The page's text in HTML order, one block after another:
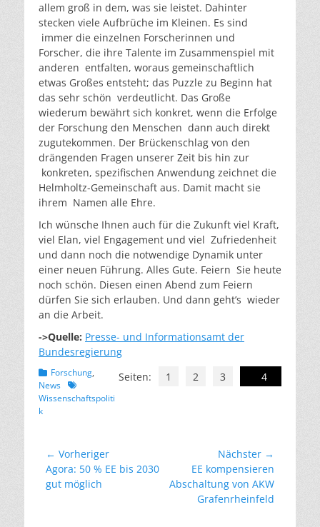
allem groß in dem, was sie leistet. Dahinter
stecken viele Aufbrüche im Kleinen. Es sind
immer die einzelnen Forscherinnen und
Forscher, die ihre Talente im Zusammenspiel mit
anderen entfalten, woraus gemeinschaftlich
etwas Großes entsteht; das Puzzle zu Beginn hat
das sehr schön verdeutlicht. Das Große
wiederum bewährt sich konkret, wenn die Erfolge
der Forschung den Menschen dann auch direkt
zugutekommen. Der Brückenschlag von den
drängenden Fragen unserer Zeit bis hin zur
konkreten, spezifischen Anwendung zeichnet die
Helmholtz-Gemeinschaft aus. Damit macht sie
ihrem Namen alle Ehre.
Ich wünsche Ihnen auch für die Zukunft viel Kraft,
viel Elan, viel Engagement und viel Zufriedenheit
und dann noch die notwendige Dynamik unter
einer neuen Führung. Alles Gute. Feiern Sie heute
noch schön. Diesen einen Abend zum Feiern
dürfen Sie sich erlauben. Und dann geht’s wieder
an die Arbeit.
->Quelle: Presse- und Informationsamt der
Bundesregierung
Seiten:
1 2 3 4
Kategorien
Forschung,
News Schlagworte
Wissenschaftspoliti
k
Beitragsnavigation
← Vorheriger
Vorheriger
Beitrag:
Agora: 50 % EE bis 2030
gut möglich
Nächster →
Nächster
Beitrag:
EE kompensieren
Abschaltung von AKW
Grafenrheinfeld